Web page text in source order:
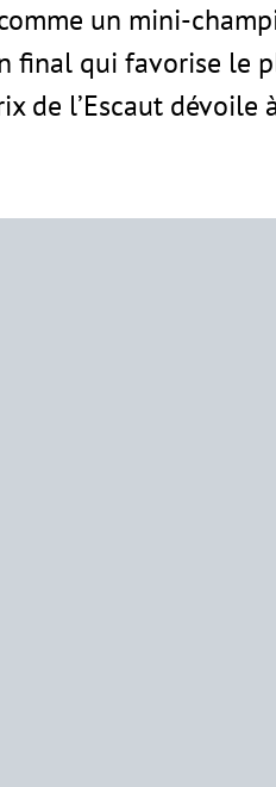
un mini-
final qui favorise le
de l’Escaut